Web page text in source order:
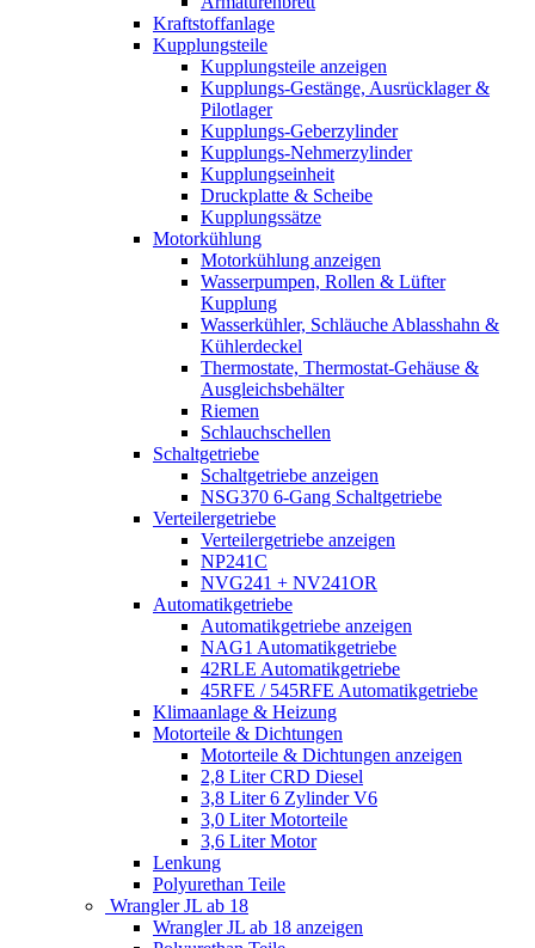
Kraftstoffanlage
Kupplungsteile
Kupplungsteile anzeigen
Kupplungs-Gestänge, Ausrücklager &
Pilotlager
Kupplungs-Geberzylinder
Kupplungs-Nehmerzylinder
Kupplungseinheit
Druckplatte & Scheibe
Kupplungssätze
Motorkühlung
Motorkühlung anzeigen
Wasserpumpen, Rollen & Lüfter
Kupplung
Wasserkühler, Schläuche Ablasshahn &
Kühlerdeckel
Thermostate, Thermostat-Gehäuse &
Ausgleichsbehälter
Riemen
Schlauchschellen
Schaltgetriebe
Schaltgetriebe anzeigen
NSG370 6-Gang Schaltgetriebe
Verteilergetriebe
Verteilergetriebe anzeigen
NP241C
NVG241 + NV241OR
Automatikgetriebe
Automatikgetriebe anzeigen
NAG1 Automatikgetriebe
42RLE Automatikgetriebe
45RFE / 545RFE Automatikgetriebe
Klimaanlage & Heizung
Motorteile & Dichtungen
Motorteile & Dichtungen anzeigen
2,8 Liter CRD Diesel
3,8 Liter 6 Zylinder V6
3,0 Liter Motorteile
3,6 Liter Motor
Lenkung
Polyurethan Teile
Wrangler JL ab 18
Wrangler JL ab 18 anzeigen